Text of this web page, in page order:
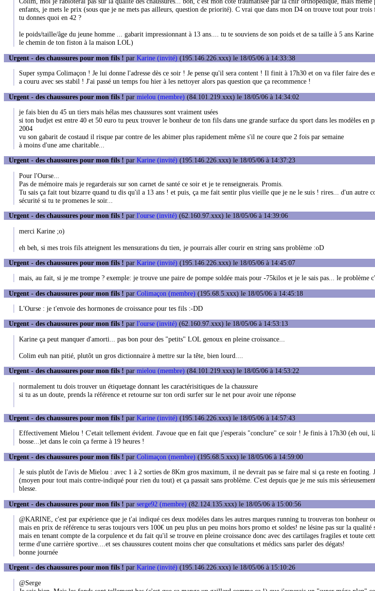
enfants, je mets le prix (sous que je ne mets pas ailleurs, question de priorité). C vrai que dans mon D4 on trouve tout pour trois
tu donnes quoi en 42 ?
le poids/taille/âge du jeune homme ... gabarit impressionnant à 13 ans.... tu te souviens de son poids et de sa taille à 5 ans
le chemin de ton fiston à la maison LOL)
Urgent - des chaussures pour mon fils ! par Karine (invité) (195.146.226.xxx) le 18/05/06 à 14:33:38
Super sympa Colimaçon ! Je lui donne l'adresse dès ce soir ! Je pense qu'il sera content ! Il finit à 17h30 et on va filer faire des
a couru avec ses stabil ! J'ai passé un temps fou hier à les nettoyer alors pas question que ça recommence !
Urgent - des chaussures pour mon fils ! par mielou (membre) (84.101.219.xxx) le 18/05/06 à 14:34:02
je fais bien du 45 un tiers mais hélas mes chaussures sont vraiment usées
si ton budjet est entre 40 et 50 euro tu peux trouver le bonheur de ton fils dans une grande surface du sport dans les modèles
2004
vu son gabarit de costaud il risque par contre de les abimer plus rapidement même s'il ne coure que 2 fois par semaine
à moins d'une ame charitable...
Urgent - des chaussures pour mon fils ! par Karine (invité) (195.146.226.xxx) le 18/05/06 à 14:37:23
Pour l'Ourse...
Pas de mémoire mais je regarderais sur son carnet de santé ce soir et je te renseignerais. Promis.
Tu sais ça fait tout bizarre quand tu dis qu'il a 13 ans ! et puis, ça me fait sentir plus vieille que je ne le suis ! rires... d'un autre
sécurité si tu te promenes le soir...
Urgent - des chaussures pour mon fils ! par l'ourse (invité) (62.160.97.xxx) le 18/05/06 à 14:39:06
merci Karine ;o)
eh beh, si mes trois fils atteignent les mensurations du tien, je pourrais aller courir en string sans problème :oD
Urgent - des chaussures pour mon fils ! par Karine (invité) (195.146.226.xxx) le 18/05/06 à 14:45:07
mais, au fait, si je me trompe ? exemple: je trouve une paire de pompe soldée mais pour -75kilos et je le sais pas... le problème
Urgent - des chaussures pour mon fils ! par Colimaçon (membre) (195.68.5.xxx) le 18/05/06 à 14:45:18
L'Ourse : je t'envoie des hormones de croissance pour tes fils :-DD
Urgent - des chaussures pour mon fils ! par l'ourse (invité) (62.160.97.xxx) le 18/05/06 à 14:53:13
Karine ça peut manquer d'amorti... pas bon pour des "petits" LOL genoux en pleine croissance...
Colim euh nan pitié, plutôt un gros dictionnaire à mettre sur la tête, bien lourd....
Urgent - des chaussures pour mon fils ! par mielou (membre) (84.101.219.xxx) le 18/05/06 à 14:53:22
normalement tu dois trouver un étiquetage donnant les caractérisitiques de la chaussure
si tu as un doute, prends la référence et retourne sur ton ordi surfer sur le net pour avoir une réponse
Urgent - des chaussures pour mon fils ! par Karine (invité) (195.146.226.xxx) le 18/05/06 à 14:57:43
Effectivement Mielou ! C'etait tellement évident. J'avoue que en fait que j'esperais "conclure" ce soir ! Je finis à 17h30 (eh oui,
bosse...)et dans le coin ça ferme à 19 heures !
Urgent - des chaussures pour mon fils ! par Colimaçon (membre) (195.68.5.xxx) le 18/05/06 à 14:59:00
Je suis plutôt de l'avis de Mielou : avec 1 à 2 sorties de 8Km gros maximum, il ne devrait pas se faire mal si ça reste en
(moyen pour tout mais contre-indiqué pour rien du tout) et ça passait sans problème. C'est depuis que je me suis mis
blesse.
Urgent - des chaussures pour mon fils ! par serge92 (membre) (82.124.135.xxx) le 18/05/06 à 15:00:56
@KARINE, c'est par expérience que je t'ai indiqué ces deux modèles dans les autres marques running tu trouveras ton bonheur
mais en prix de référence tu seras toujours vers 100€ un peu plus un peu moins hors promo et soldes! ne lésine pas sur la qualité
mais en tenant compte de la corpulence et du fait qu'il se trouve en pleine croissance donc avec des cartilages fragiles et toute
terme d'une carrière sportive....et ses chaussures coutent moins cher que consultations et médics sans parler des dégats!
bonne journée
Urgent - des chaussures pour mon fils ! par Karine (invité) (195.146.226.xxx) le 18/05/06 à 15:10:26
@Serge